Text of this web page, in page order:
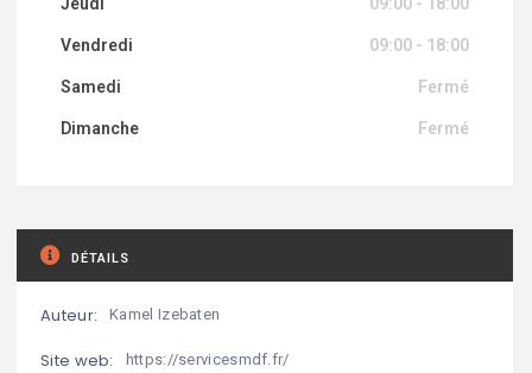
Vendredi 09:00 - 18:00
Samedi Fermé
Dimanche Fermé
DÉTAILS
Auteur: Kamel Izebaten
Site web: https://servicesmdf.fr/